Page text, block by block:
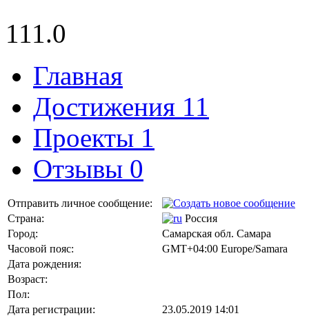
111.0
Главная
Достижения 11
Проекты 1
Отзывы 0
Отправить личное сообщение:
Страна:
Россия
Город:
Самарская обл. Самара
Часовой пояс:
GMT+04:00 Europe/Samara
Дата рождения:
Возраст:
Пол:
Дата регистрации:
23.05.2019 14:01